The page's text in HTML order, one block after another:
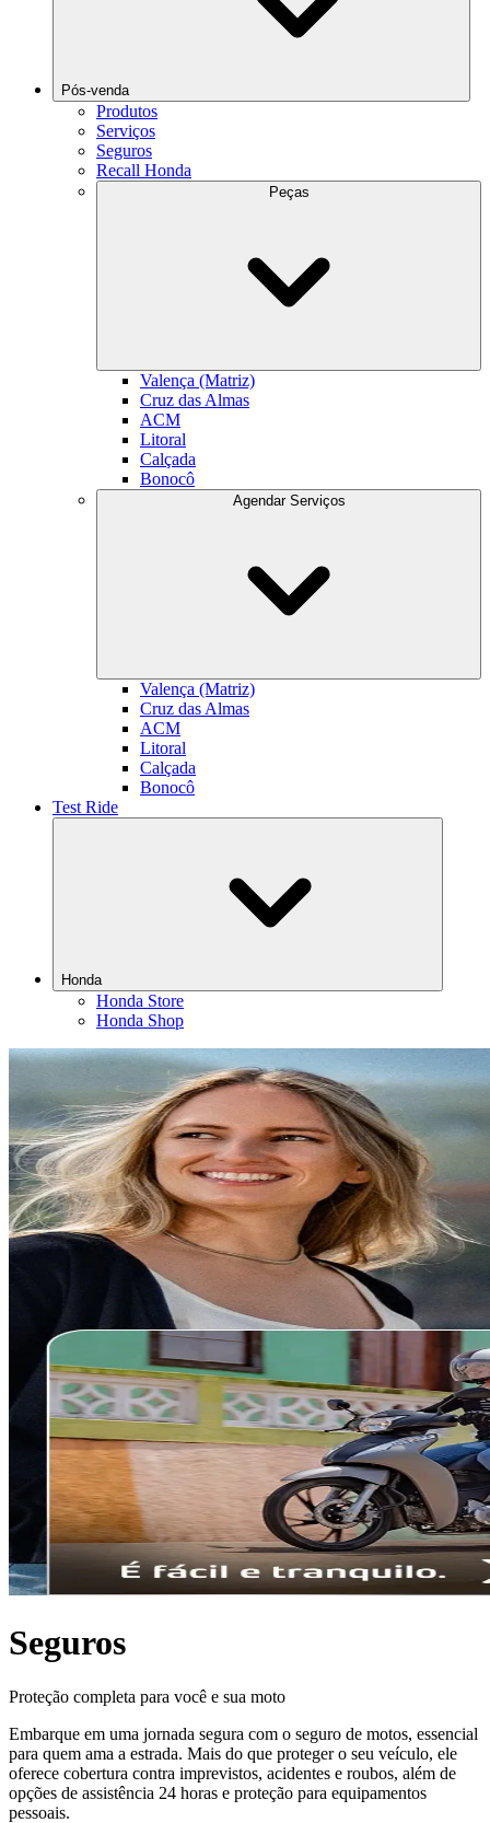
Pós-venda
Produtos
Serviços
Seguros
Recall Honda
Valença (Matriz)
Cruz das Almas
ACM
Litoral
Calçada
Bonocô
Valença (Matriz)
Cruz das Almas
ACM
Litoral
Calçada
Bonocô
Test Ride
Honda
Honda Store
Honda Shop
Seguros
Proteção completa para você e sua moto
Embarque em uma jornada segura com o seguro de motos, essencial
para quem ama a estrada. Mais do que proteger o seu veículo, ele
oferece cobertura contra imprevistos, acidentes e roubos, além de
opções de assistência 24 horas e proteção para equipamentos
pessoais.